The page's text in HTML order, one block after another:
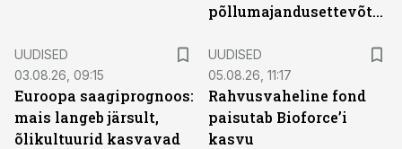
põllumajandusettevõtted
UUDISED
03.08.26, 09:15
Euroopa saagiprognoos:
mais langeb järsult,
õlikultuurid kasvavad
UUDISED
05.08.26, 11:17
Rahvusvaheline fond
paisutab Bioforce’i
kasvu